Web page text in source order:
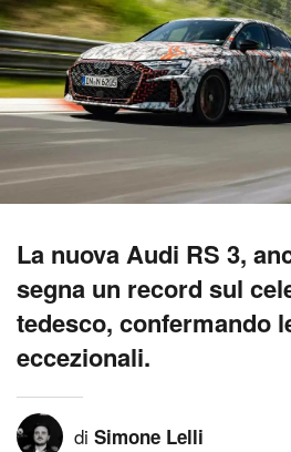
La nuova Audi RS 3,
segna un record sul
tedesco, confermando
eccezionali.
di Simone Lelli